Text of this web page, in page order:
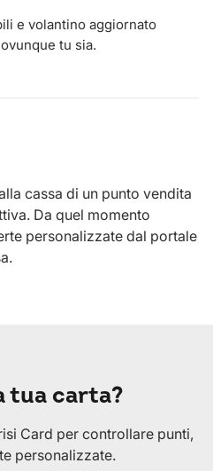
e volantino aggiornato
tu sia.
cassa di un punto vendita
Da quel momento
personalizzate dal portale
tua carta?
Card per controllare punti,
personalizzate.